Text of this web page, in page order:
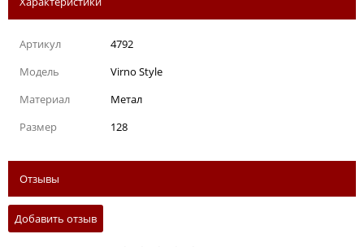
Артикул
4792
Модель
Virno Style
Материал
Метал
Размер
128
Отзывы
Добавить отзыв